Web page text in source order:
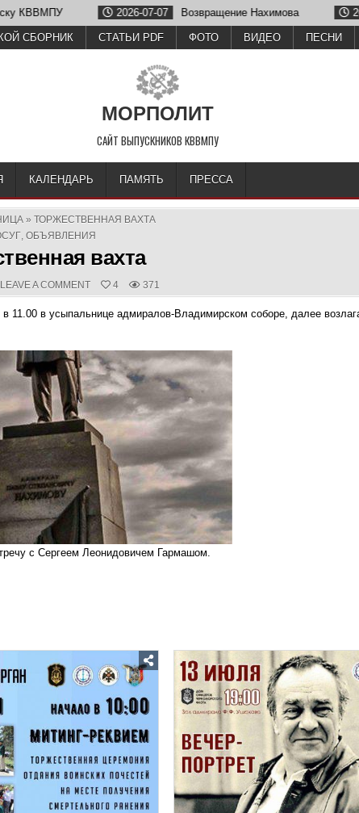
2026-07-07 Возвращение Нахимова 2026-06-
СБОРНИК СТАТЬИ PDF ФОТО ВИДЕО ПЕСНИ
МОРПОЛИТ
САЙТ ВЫПУСКНИКОВ КВВМПУ
КАЛЕНДАРЬ ПАМЯТЬ ПРЕССА
» ТОРЖЕСТВЕННАЯ ВАХТА
, ОБЪЯВЛЕНИЯ
вахта
LEAVE A COMMENTON
ТОРЖЕСТВЕННАЯ
4 371
в усыпальнице адмиралов-Владимирском соборе, далее
с Сергеем Леонидовичем Гармашом.
Posted
in